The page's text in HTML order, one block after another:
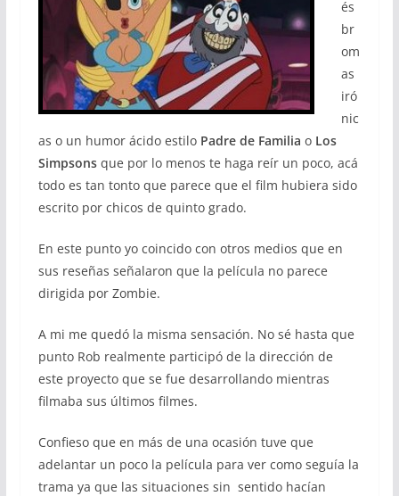
és
br
om
as
iró
nic
as o un humor ácido estilo Padre de Familia o Los
Simpsons que por lo menos te haga reír un poco, acá
todo es tan tonto que parece que el film hubiera sido
escrito por chicos de quinto grado.
En este punto yo coincido con otros medios que en
sus reseñas señalaron que la película no parece
dirigida por Zombie.
A mi me quedó la misma sensación. No sé hasta que
punto Rob realmente participó de la dirección de
este proyecto que se fue desarrollando mientras
filmaba sus últimos filmes.
Confieso que en más de una ocasión tuve que
adelantar un poco la película para ver como seguía la
trama ya que las situaciones sin sentido hacían